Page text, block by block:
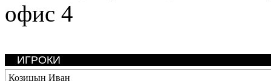
офис 4
ИГРОКИ
Козицын Иван